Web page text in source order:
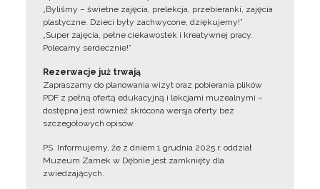
„Byliśmy – świetne zajęcia, prelekcja, przebieranki, zajęcia
plastyczne. Dzieci były zachwycone, dziękujemy!”
„Super zajęcia, pełne ciekawostek i kreatywnej pracy.
Polecamy serdecznie!”
Rezerwacje już trwają
Zapraszamy do planowania wizyt oraz pobierania plików
PDF z pełną ofertą edukacyjną i lekcjami muzealnymi –
dostępna jest również skrócona wersja oferty bez
szczegółowych opisów.
PS. Informujemy, że z dniem 1 grudnia 2025 r. oddział
Muzeum Zamek w Dębnie jest zamknięty dla
zwiedzających.